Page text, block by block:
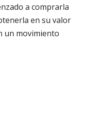
a comprarla
en su valor
un movimiento